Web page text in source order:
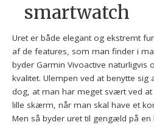
smartwatch
Uret er både elegant og ekstremt
af de features, som man finder i
byder Garmin Vivoactive naturligvis
kvalitet. Ulempen ved at benytte
dog, at man har meget svært ved
lille skærm, når man skal have et
Men så byder uret til gengæld på